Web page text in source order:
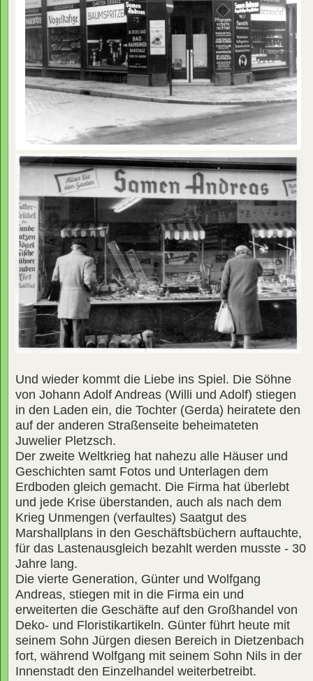
Und wieder kommt die Liebe ins Spiel. Die Söhne
von Johann Adolf Andreas (Willi und Adolf) stiegen
in den Laden ein, die Tochter (Gerda) heiratete den
auf der anderen Straßenseite beheimateten
Juwelier Pletzsch.
Der zweite Weltkrieg hat nahezu alle Häuser und
Geschichten samt Fotos und Unterlagen dem
Erdboden gleich gemacht. Die Firma hat überlebt
und jede Krise überstanden, auch als nach dem
Krieg Unmengen (verfaultes) Saatgut des
Marshallplans in den Geschäftsbüchern auftauchte,
für das Lastenausgleich bezahlt werden musste - 30
Jahre lang.
Die vierte Generation, Günter und Wolfgang
Andreas, stiegen mit in die Firma ein und
erweiterten die Geschäfte auf den Großhandel von
Deko- und Floristikartikeln. Günter führt heute mit
seinem Sohn Jürgen diesen Bereich in Dietzenbach
fort, während Wolfgang mit seinem Sohn Nils in der
Innenstadt den Einzelhandel weiterbetreibt.